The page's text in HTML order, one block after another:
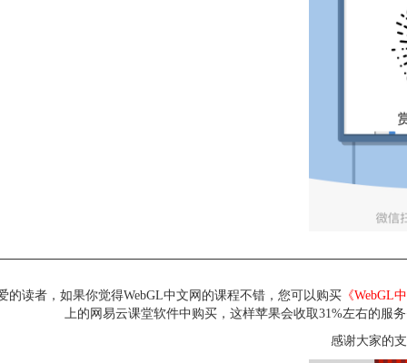
的读者，如果你觉得WebGL中文网的课程不错，您可以购买 《WebGL
上的网易云课堂软件中购买，这样苹果会收取31%左右的服
感谢大家的